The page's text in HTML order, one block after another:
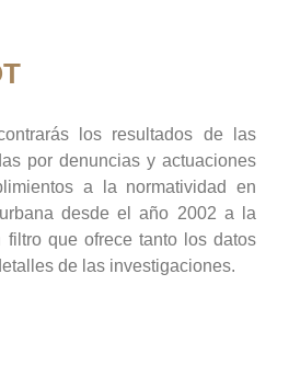
los resultados de las
por denuncias y actuaciones
a la normatividad en
desde el año 2002 a la
que ofrece tanto los datos
de las investigaciones.